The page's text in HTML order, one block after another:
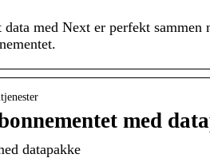
med Next er perfekt sammen
med
datapakke